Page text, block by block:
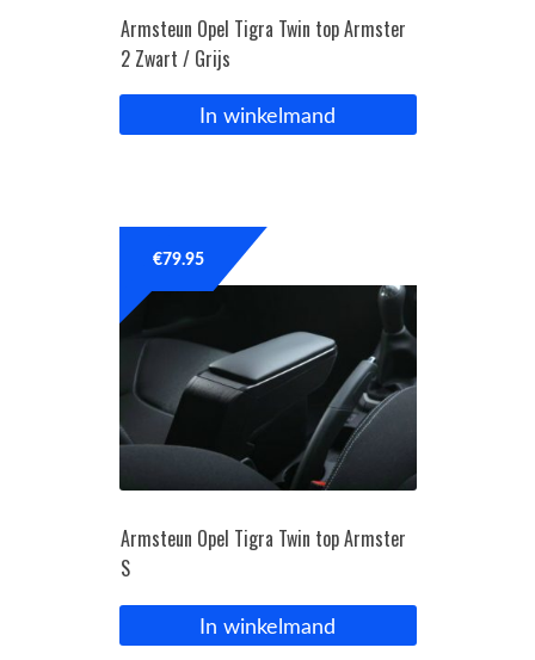
Armsteun Opel Tigra Twin top Armster
2 Zwart / Grijs
In winkelmand
Armsteun Opel Tigra Twin top Armster
S
€79.95
In winkelmand